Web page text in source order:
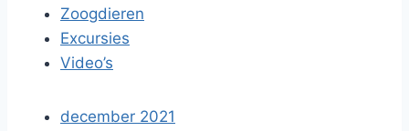
Zoogdieren
Excursies
Video’s
december 2021